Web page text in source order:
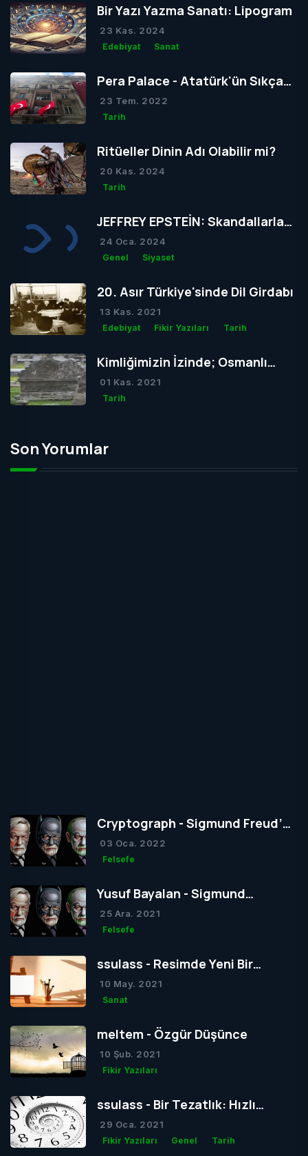
Bir Yazı Yazma Sanatı: Lipogram
23 Kas. 2024
Edebiyat Sanat
Pera Palace - Atatürk'ün Sıkça
Konakladığı Otel
23 Tem. 2022
Tarih
Ritüeller Dinin Adı Olabilir mi?
20 Kas. 2024
Tarih
JEFFREY EPSTEİN: Skandallarla
Dolu Bir Hayatın Ardındaki Gizem
24 Oca. 2024
Genel Siyaset
20. Asır Türkiye'sinde Dil Girdabı
13 Kas. 2021
Edebiyat Fikir Yazıları Tarih
Kimliğimizin İzinde; Osmanlı
Mezar Taşları
01 Kas. 2021
Tarih
Son Yorumlar
Cryptograph - Sigmund Freud’un
Yapısal Kuramı
03 Oca. 2022
Felsefe
Yusuf Bayalan - Sigmund
Freud’un Yapısal Kuramı
25 Ara. 2021
Felsefe
ssulass - Resimde Yeni Bir
Dönem mi Yoksa Bir Dönemin
Sonu mu?
10 May. 2021
Sanat
meltem - Özgür Düşünce
10 Şub. 2021
Fikir Yazıları
ssulass - Bir Tezatlık: Hızlı
Yaşam, Yavaş Gelişim
29 Oca. 2021
Fikir Yazıları Genel Tarih